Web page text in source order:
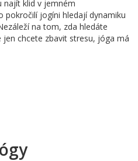
najít klid v jemném
pokročilí jogíni hledají dynamiku
na tom, zda hledáte
jen chcete zbavit stresu, jóga má